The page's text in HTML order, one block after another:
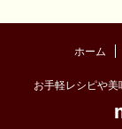
ホーム
お手軽レシピや美